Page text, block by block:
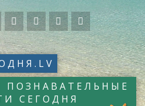
ПОЗНАВАТЕЛЬНЫЕ
СЕГОДНЯ